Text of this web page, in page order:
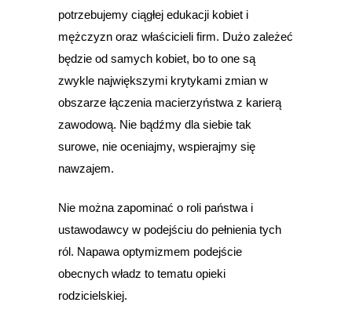
potrzebujemy ciągłej edukacji kobiet i
mężczyzn oraz właścicieli firm. Dużo zależeć
będzie od samych kobiet, bo to one są
zwykle największymi krytykami zmian w
obszarze łączenia macierzyństwa z karierą
zawodową. Nie bądźmy dla siebie tak
surowe, nie oceniajmy, wspierajmy się
nawzajem.
Nie można zapominać o roli państwa i
ustawodawcy w podejściu do pełnienia tych
ról. Napawa optymizmem podejście
obecnych władz to tematu opieki
rodzicielskiej.